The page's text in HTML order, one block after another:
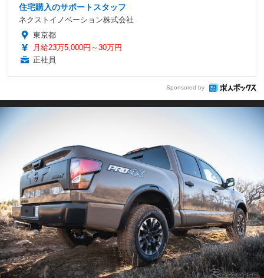
住宅購入のサポートスタッフ
ネクストイノベーション株式会社
東京都
月給23万5,000円～30万円
正社員
Sponsored by